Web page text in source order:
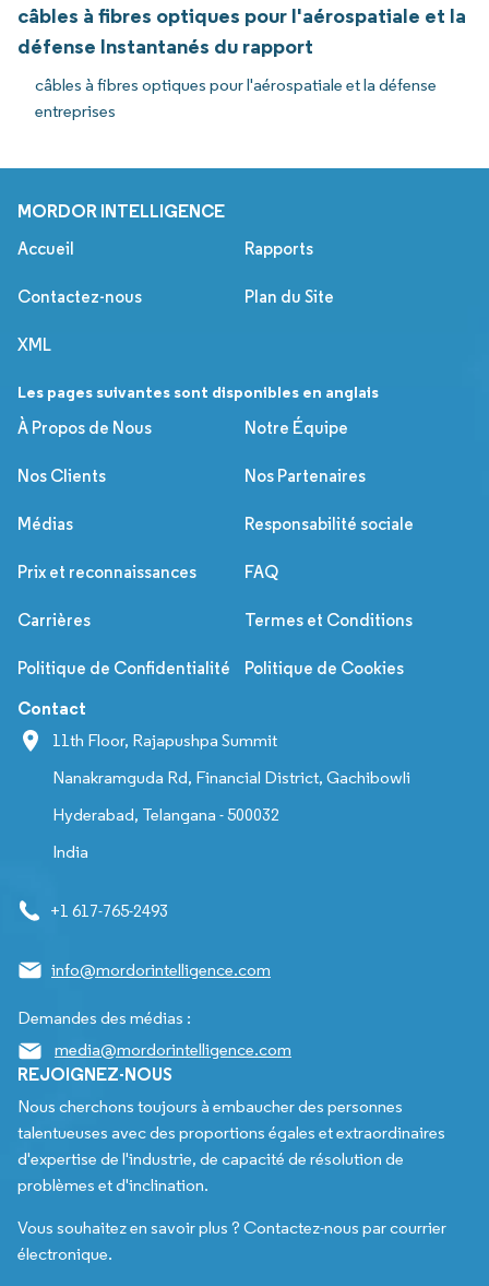
câbles à fibres optiques pour l'aérospatiale et la
défense Instantanés du rapport
câbles à fibres optiques pour l'aérospatiale et la défense
entreprises
MORDOR INTELLIGENCE
Accueil Rapports
Contactez-nous Plan du Site
XML
Les pages suivantes sont disponibles en anglais
À Propos de Nous
Notre Équipe
Nos Clients Nos Partenaires
Médias Responsabilité sociale
Prix et reconnaissances FAQ
Carrières Termes et Conditions
Politique de Confidentialité Politique de Cookies
Contact
11th Floor, Rajapushpa Summit
Nanakramguda Rd, Financial District, Gachibowli
Hyderabad, Telangana - 500032
India
+1 617-765-2493
info@mordorintelligence.com
Demandes des médias :
media@mordorintelligence.com
REJOIGNEZ-NOUS
Nous cherchons toujours à embaucher des personnes
talentueuses avec des proportions égales et extraordinaires
d'expertise de l'industrie, de capacité de résolution de
problèmes et d'inclination.
Vous souhaitez en savoir plus ? Contactez-nous par courrier
électronique.